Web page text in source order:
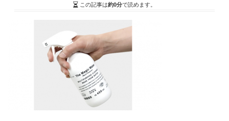
この記事は約0分で読めます。